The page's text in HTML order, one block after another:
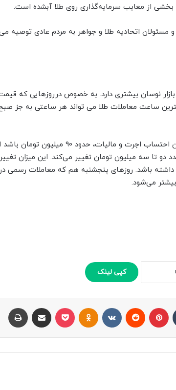
بخشی از معایب سرمایه‌گذاری روی طلا آبشده است.
مسئولان اتحادیه طلا و جواهر به مردم عادی توصیه
نوسان بیشتری دارد. به خصوص درروزهایی که
ساعت معاملات طلا می تواند هر ساعتی به جز
قیمت انگشتر هشت گرمی سر صبح ممکن است بدون احتساب اجرت و مالیات، حدود 90
این عدد دو تا سه میلیون تومان تغییر می‌کند. این میزان تغییر
باشد. روزهای پنجشنبه هم که معاملات رسمی در
بیشتر می‌شود.
کپی لینک